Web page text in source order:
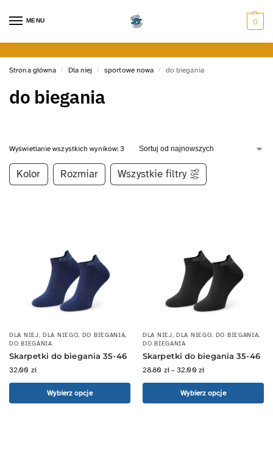
MENU 0
Strona główna / Dla niej / sportowe nowa / do biegania
do biegania
Wyświetlanie wszystkich wyników: 3
Kolor Rozmiar Wszystkie filtry
DLA NIEJ,DLA NIEGO, DO BIEGANIA,
DO BIEGANIA
Skarpetki do biegania 35-46
32.00 zł
Wybierz opcje
DLA NIEJ,DLA NIEGO, DO BIEGANIA,
DO BIEGANIA
Skarpetki do biegania 35-46
28.80 zł – 32.00 zł
Wybierz opcje